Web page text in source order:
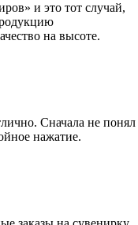
и это тот случай,
на высоте.
Сначала не понял
нажатие.